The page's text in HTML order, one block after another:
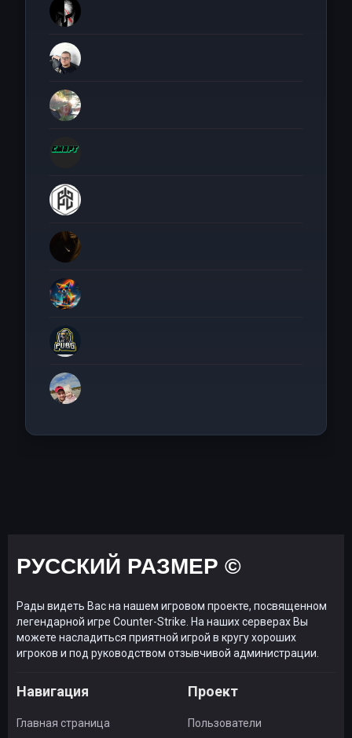
РУССКИЙ РАЗМЕР ©
Рады видеть Вас на нашем игровом проекте, посвященном
легендарной игре Counter-Strike. На наших серверах Вы
можете насладиться приятной игрой в кругу хороших
игроков и под руководством отзывчивой администрации.
Навигация
Главная страница
Проект
Пользователи